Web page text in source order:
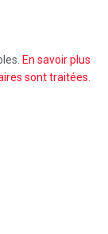
En savoir plus
sont traitées.